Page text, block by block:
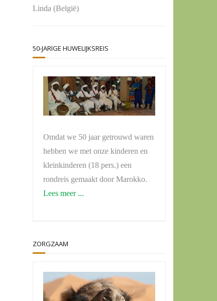
Linda (België)
50-JARIGE HUWELIJKSREIS
Omdat we 50 jaar getrouwd waren
hebben we met onze kinderen en
kleinkinderen (18 pers.) een
rondreis gemaakt door Marokko.
Lees meer ...
ZORGZAAM